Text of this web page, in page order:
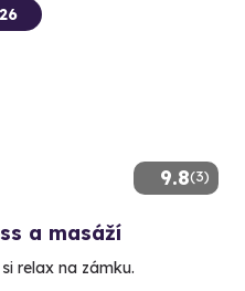
9.8(3)
a masáží
relax na zámku.